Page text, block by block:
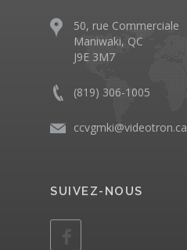
50, rue Commerciale
Maniwaki, QC
J9E 3M7
(819) 306-1005
ccvgmki@videotron.ca
SUIVEZ-NOUS